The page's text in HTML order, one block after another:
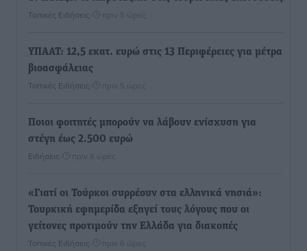
Τοπικές Ειδήσεις πριν 5 ώρες
ΥΠΑΑΤ: 12,5 εκατ. ευρώ στις 13 Περιφέρειες για μέτρα
βιοασφάλειας
Τοπικές Ειδήσεις πριν 5 ώρες
Ποιοι φοιτητές μπορούν να λάβουν ενίσχυση για
στέγη έως 2.500 ευρώ
Ειδήσεις πριν 6 ώρες
«Γιατί οι Τούρκοι συρρέουν στα ελληνικά νησιά»:
Τουρκική εφημερίδα εξηγεί τους λόγους που οι
γείτονες προτιμούν την Ελλάδα για διακοπές
Τοπικές Ειδήσεις πριν 6 ώρες